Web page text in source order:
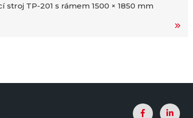
stroj TP-201 s rámem 1500 × 1850 mm